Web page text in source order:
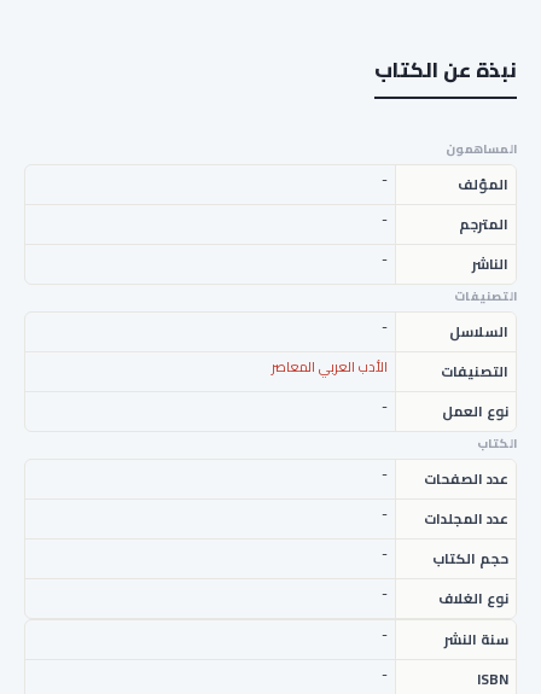
نبذة عن الكتاب
المساهمون
المؤلف
-
المترجم
-
الناشر
-
التصنيفات
السلاسل
-
التصنيفات
الأدب العربي المعاصر
نوع العمل
-
الكتاب
عدد الصفحات
-
عدد المجلدات
-
حجم الكتاب
-
نوع الغلاف
-
سنة النشر
-
ISBN
-